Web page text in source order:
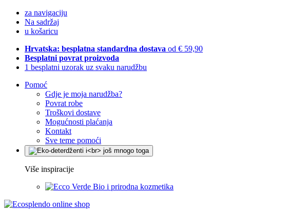
za navigaciju
Na sadržaj
u košaricu
Hrvatska: besplatna standardna dostava od € 59,90
Besplatni povrat proizvoda
1 besplatni uzorak uz svaku narudžbu
Pomoć
Gdje je moja narudžba?
Povrat robe
Troškovi dostave
Mogućnosti plaćanja
Kontakt
Sve teme pomoći
Više inspiracije
Bio i prirodna kozmetika